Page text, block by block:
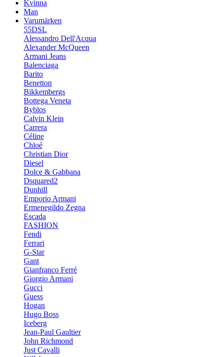
Kvinna
Man
Varumärken
55DSL
Alessandro Dell'Acqua
Alexander McQueen
Armani Jeans
Balenciaga
Barito
Benetton
Bikkembergs
Bottega Veneta
Byblos
Calvin Klein
Carrera
Céline
Chloé
Christian Dior
Diesel
Dolce & Gabbana
Dsquared2
Dunhill
Emporio Armani
Ermenegildo Zegna
Escada
FASHION
Fendi
Ferrari
G-Star
Gant
Gianfranco Ferré
Giorgio Armani
Gucci
Guess
Hogan
Hugo Boss
Iceberg
Jean-Paul Gaultier
John Richmond
Just Cavalli